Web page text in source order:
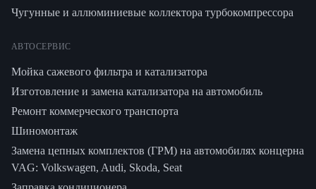
Чугунные и аллюминиевые коллектора турбокомпрессора
АВТОСЕРВИС
Мойка сажевого фильтра и катализатора
Изготовление и замена катализатора на автомобиль
Ремонт коммерческого транспорта
Шиномонтаж
Замена цепных комплектов (ГРМ) на автомобилях концерна
VAG: Volkswagen, Audi, Skoda, Seat